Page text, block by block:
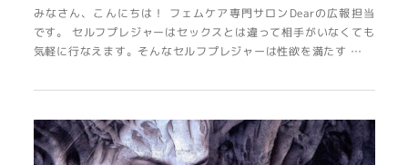
みなさん、こんにちは！ フェムケア専門サロンDearの広報担当
です。 セルフプレジャーはセックスとは違って相手がいなくても
気軽に行なえます。そんなセルフプレジャーは性欲を満たす …